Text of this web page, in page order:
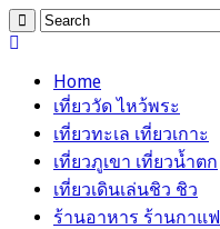
Home
เที่ยววัด ไหว้พระ
เที่ยวทะเล เที่ยวเกาะ
เที่ยวภูเขา เที่ยวน้ำตก
เที่ยวเดินเล่นชิว ชิว
ร้านอาหาร ร้านกาแฟ